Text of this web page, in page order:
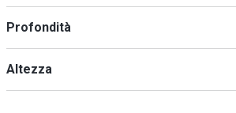
Profondità
Altezza